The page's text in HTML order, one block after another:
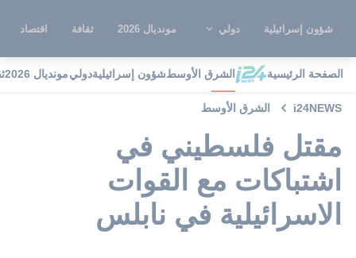
شؤون إسرائيلية دولي مونديال 2026 ثقافة اقتصاد
الصفحة الرئيسية الشرق الأوسطشؤون إسرائيليةدوليمونديال 2026
i24NEWS الشرق الأوسط
مقتل فلسطيني في
اشتباكات مع القوات
الاسرائيلية في نابلس